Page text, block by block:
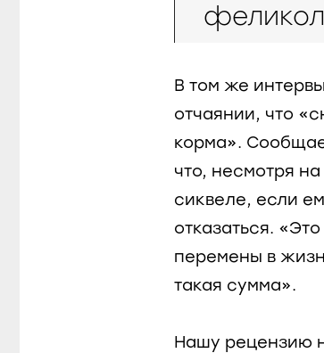
В том же
отчаянии, что
корма».
что, несмотря на
сиквеле, если
отказаться.
перемены в
такая сумма».
Нашу рецензию